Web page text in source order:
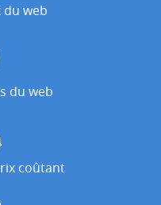
web
du web
coûtant